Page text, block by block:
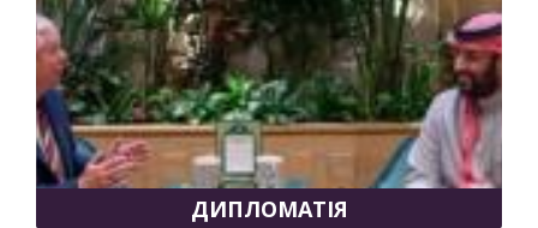
ДИПЛОМАТІЯ